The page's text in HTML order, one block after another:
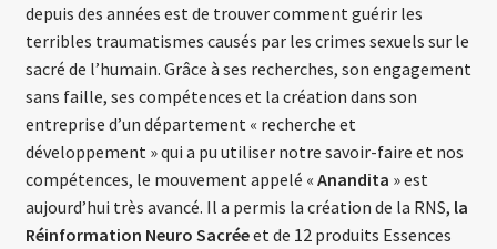
depuis des années est de trouver comment guérir les
terribles traumatismes causés par les crimes sexuels sur le
sacré de l’humain. Grâce à ses recherches, son engagement
sans faille, ses compétences et la création dans son
entreprise d’un département « recherche et
développement » qui a pu utiliser notre savoir-faire et nos
compétences, le mouvement appelé « Anandita » est
aujourd’hui très avancé. Il a permis la création de la RNS, la
Réinformation Neuro Sacréeet de 12 produits Essences